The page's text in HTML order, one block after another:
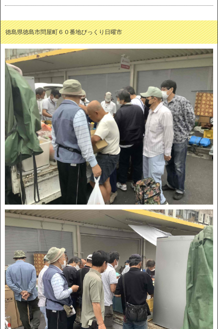
徳島県徳島市問屋町６０番地びっくり日曜市